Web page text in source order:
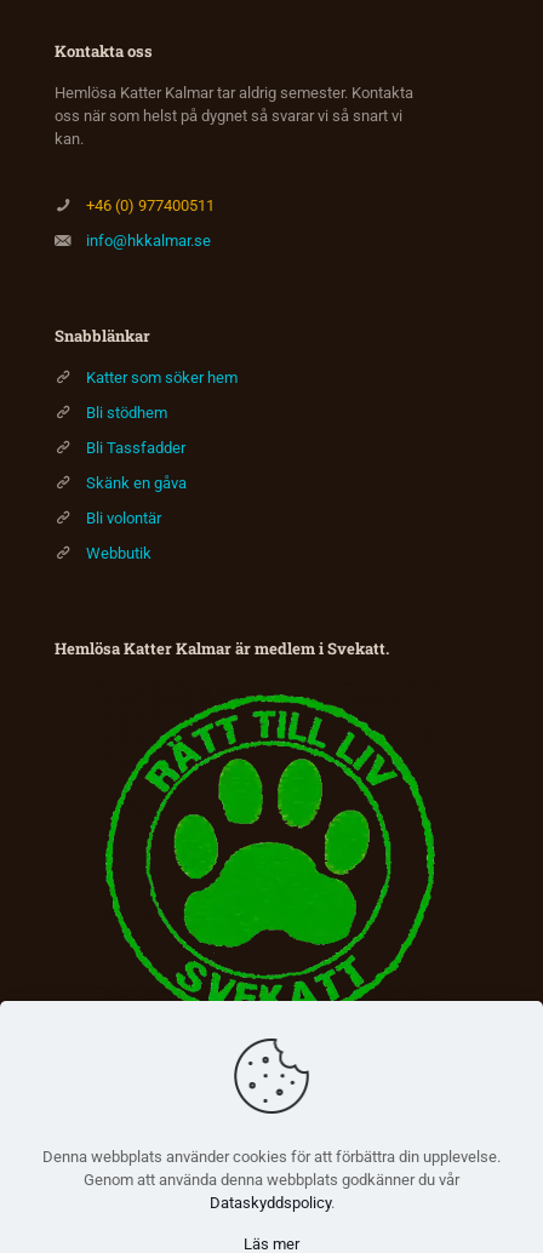
Kontakta oss
Hemlösa Katter Kalmar tar aldrig semester. Kontakta
oss när som helst på dygnet så svarar vi så snart vi
kan.
+46 (0) 977400511
info@hkkalmar.se
Snabblänkar
Katter som söker hem
Bli stödhem
Bli Tassfadder
Skänk en gåva
Bli volontär
Webbutik
Hemlösa Katter Kalmar är medlem i Svekatt.
Denna webbplats använder cookies för att förbättra din upplevelse.
Genom att använda denna webbplats godkänner du vår
Dataskyddspolicy.
Läs mer